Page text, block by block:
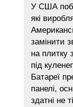
У США
які
замінити
на плитку
під
Батареї
панелі,
здатні не